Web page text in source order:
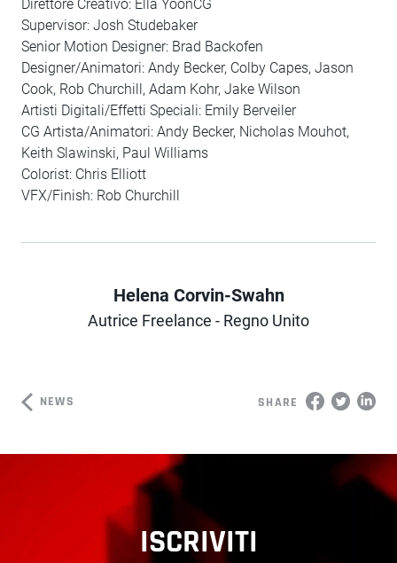
Direttore Creativo: Ella YoonCG
Supervisor: Josh Studebaker
Senior Motion Designer: Brad Backofen
Designer/Animatori: Andy Becker, Colby Capes, Jason
Cook, Rob Churchill, Adam Kohr, Jake Wilson
Artisti Digitali/Effetti Speciali: Emily Berveiler
CG Artista/Animatori: Andy Becker, Nicholas Mouhot,
Keith Slawinski, Paul Williams
Colorist: Chris Elliott
VFX/Finish: Rob Churchill
Author
Helena Corvin-Swahn
Autrice Freelance - Regno Unito
NEWS SHARE
ISCRIVITI